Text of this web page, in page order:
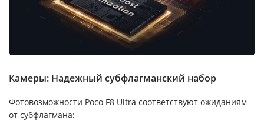
Камеры: Надежный субфлагманский набор
Фотовозможности Poco F8 Ultra соответствуют ожиданиям
от субфлагмана: